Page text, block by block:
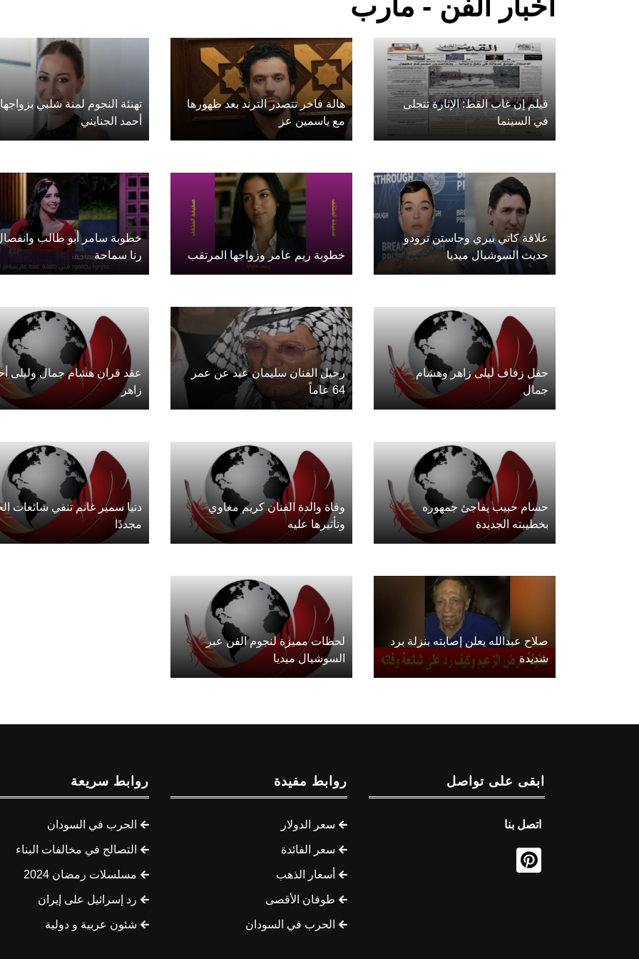
أخبار الفن - مأرب
فيلم إن غاب القط: الإثارة تتجلى
في السينما
هالة فاخر تتصدر الترند بعد ظهورها
مع ياسمين عز
تهنئة النجوم لمنة شلبي
أحمد الجنايني
علاقة كاتي بيري وجاستن ترودو
حديث السوشيال ميديا
خطوبة ريم عامر وزواجها المرتقب
خطوبة سامر أبو طالب
رنا سماحة
حفل زفاف ليلى زاهر وهشام
جمال
رحيل الفنان سليمان عيد عن عمر
64 عاماً
عقد قران هشام جمال وليلى
زاهر
حسام حبيب يفاجئ جمهوره
بخطيبته الجديدة
وفاة والدة الفنان كريم مغاوي
وتأثيرها عليه
دنيا سمير غانم تنفي شائعات
مجددًا
صلاح عبدالله يعلن إصابته بنزلة برد
شديدة
لحظات مميزة لنجوم الفن عبر
السوشيال ميديا
ابقى على تواصل
اتصل بنا
روابط مفيدة
سعر الدولار
سعر الفائدة
أسعار الذهب
طوفان الأقصى
الحرب في السودان
روابط سريعة
الحرب في السودان
التصالح في مخالفات البناء
مسلسلات رمضان 2024
رد إسرائيل على إيران
شئون عربية و دولية